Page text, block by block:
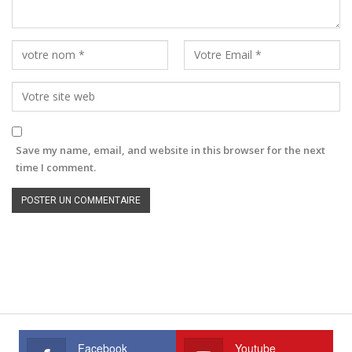
Save my name, email, and website in this browser for the next
time I comment.
Facebook Youtube